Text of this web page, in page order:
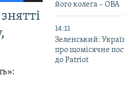
його колега – ОВА
14:11
Зеленський:
про щомісячне
до Patriot